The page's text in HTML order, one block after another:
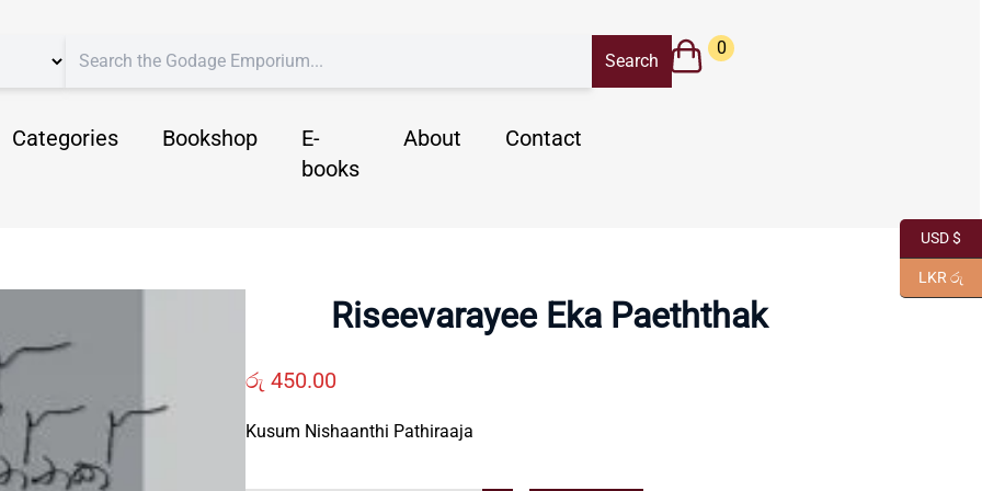
Categories Bookshop
E-
books
About Contact
0
Riseevarayee Eka Paeththak
රු 450.00
Kusum Nishaanthi Pathiraaja
USD $
LKR රු